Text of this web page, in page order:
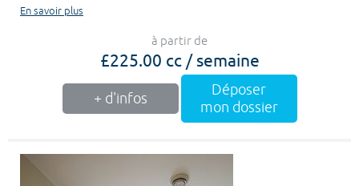
En savoir plus
à partir de
£225.00 cc / semaine
+ d'infos
Déposer
mon dossier